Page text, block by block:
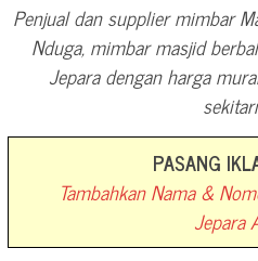
Penjual dan supplier mimbar
Nduga, mimbar masjid
Jepara dengan harga
PASANG
Tambahkan Nama &
Jepara